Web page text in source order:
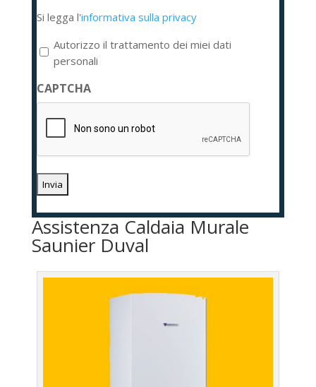
legga
l'informativa
sulla
privacy
*
Si legga l'informativa sulla privacy
Autorizzo il trattamento dei miei dati
personali
CAPTCHA
Assistenza Caldaia Murale
Saunier Duval